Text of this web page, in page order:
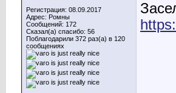
Регистрация: 08.09.2017
Адрес: Ромны
Сообщений: 172
Сказал(а) спасибо: 56
Поблагодарили 372 раз(а) в 120
сообщениях